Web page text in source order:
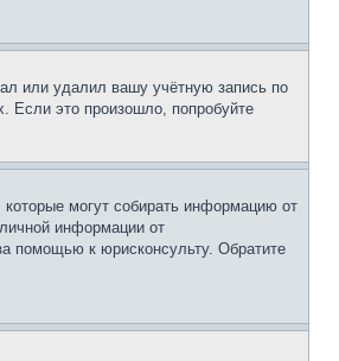
или удалил вашу учётную запись по
Если это произошло, попробуйте
могут собирать информацию от
информации от
помощью к юрисконсульту. Обратите